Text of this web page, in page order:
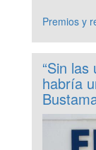
Premios y
“Sin
habría